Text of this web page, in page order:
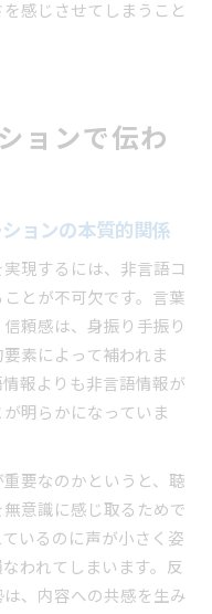
感じさせてしまうこと
ョンで伝わ
ョンの本質的関係
現するには、非言語コ
とが不可欠です。言葉
頼感は、身振り手振り
素によって補われま
報よりも非言語情報が
明らかになっていま
要なのかというと、聴
意識に感じ取るためで
いるのに声が小さく姿
われてしまいます。反
、内容への共感を生み